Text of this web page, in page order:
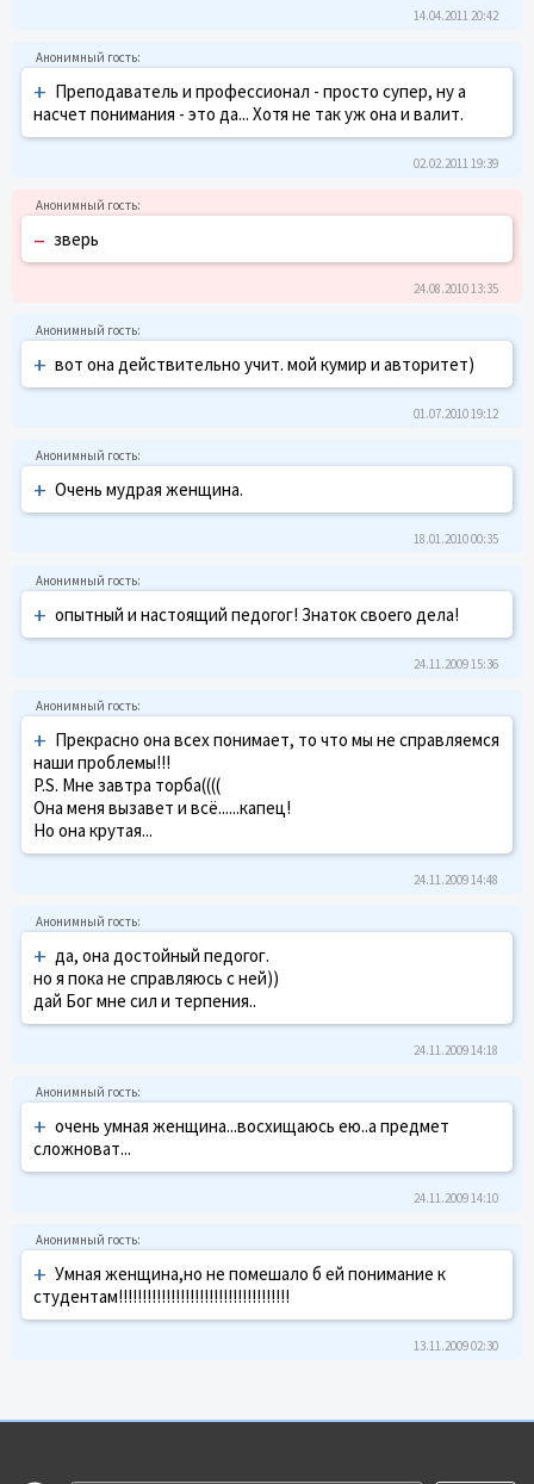
14.04.2011 20:42
+ Преподаватель и профессионал - просто супер, ну а
насчет понимания - это да... Хотя не так уж она и валит.
02.02.2011 19:39
– зверь
24.08.2010 13:35
+ вот она действительно учит. мой кумир и авторитет)
01.07.2010 19:12
+ Очень мудрая женщина.
18.01.2010 00:35
+ опытный и настоящий педогог! Знаток своего дела!
24.11.2009 15:36
+ Прекрасно она всех понимает, то что мы не справляемся
наши проблемы!!!
P.S. Мне завтра торба((((
Она меня вызавет и всё......капец!
Но она крутая...
24.11.2009 14:48
+ да, она достойный педогог.
но я пока не справляюсь с ней))
дай Бог мне сил и терпения..
24.11.2009 14:18
+ очень умная женщина...восхищаюсь ею..а предмет
сложноват...
24.11.2009 14:10
+ Умная женщина,но не помешало б ей понимание к
студентам!!!!!!!!!!!!!!!!!!!!!!!!!!!!!!!!!!!!
13.11.2009 02:30